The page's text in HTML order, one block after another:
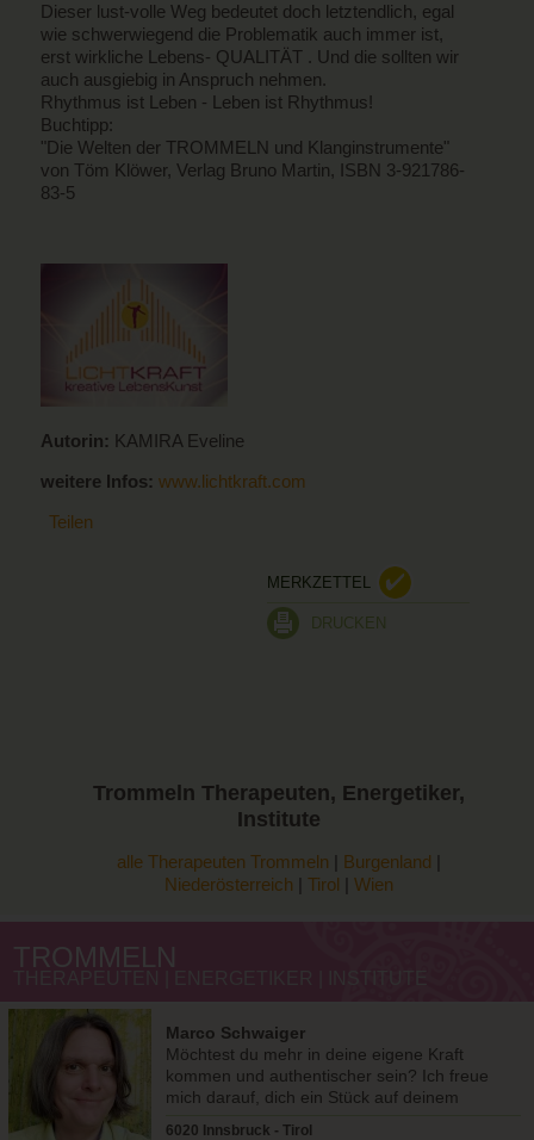
Dieser lust-volle Weg bedeutet doch letztendlich, egal
wie schwerwiegend die Problematik auch immer ist,
erst wirkliche Lebens- QUALITÄT . Und die sollten wir
auch ausgiebig in Anspruch nehmen.
Rhythmus ist Leben - Leben ist Rhythmus!
Buchtipp:
"Die Welten der TROMMELN und Klanginstrumente"
von Töm Klöwer, Verlag Bruno Martin, ISBN 3-921786-
83-5
Autorin: KAMIRA Eveline
weitere Infos: www.lichtkraft.com
Teilen
MERKZETTEL
DRUCKEN
Trommeln Therapeuten, Energetiker,
Institute
alle Therapeuten Trommeln Burgenland
Niederösterreich
Tirol Wien
TROMMELN
Marco Schwaiger
Möchtest du mehr in deine eigene Kraft
kommen und authentischer sein? Ich freue
mich darauf, dich ein Stück auf deinem
6020 Innsbruck - Tirol